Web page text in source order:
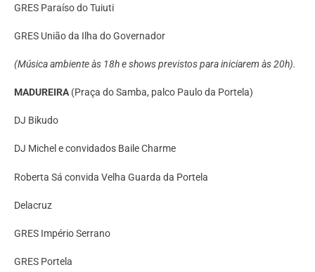
GRES Paraíso do Tuiuti
GRES União da Ilha do Governador
(Música ambiente às 18h e shows previstos para iniciarem às 20h).
MADUREIRA (Praça do Samba, palco Paulo da Portela)
DJ Bikudo
DJ Michel e convidados Baile Charme
Roberta Sá convida Velha Guarda da Portela
Delacruz
GRES Império Serrano
GRES Portela